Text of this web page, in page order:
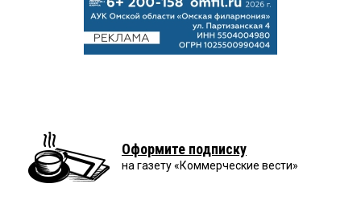
Оформите подписку
на газету «Коммерческие вести»